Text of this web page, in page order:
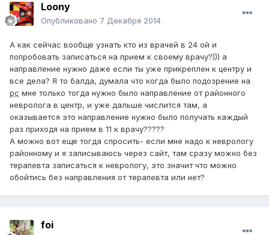
Loony
Опубликовано 7 Декабря 2014
А как сейчас вообще узнать кто из врачей в 24 ой и
попробовать записаться на прием к своему врачу?))) а
направление нужно даже если ты уже прикреплен к центру и
все дела? Я то балда, думала что когда было подозрение на
рс мне только тогда нужно было направление от районного
невролога в центр, и уже дальше числится там, а
оказывается это направление нужно было получать каждый
раз приходя на прием в 11 к врачу?????
А можно вот еще тогда спросить- если мне надо к неврологу
районному и я записываюсь через сайт, там сразу можно без
терапевта записаться к неврологу, это значит что можно
обойтись без направления от терапевта или нет?
foi